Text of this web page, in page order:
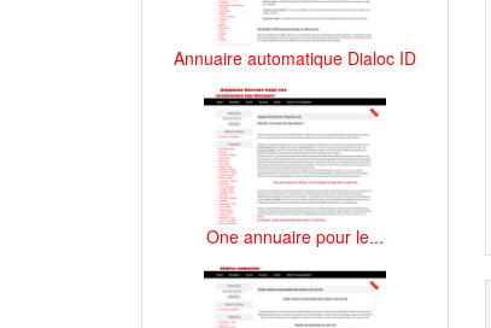
Annuaire automatique Dialoc ID
One annuaire pour le...